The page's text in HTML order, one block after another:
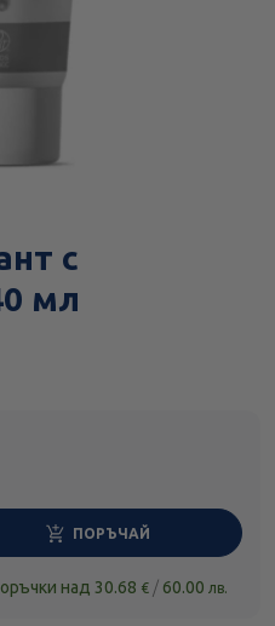
с
мл
ПОРЪЧАЙ
над 30.68 € / 60.00 лв.